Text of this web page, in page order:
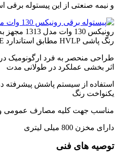
my
wife
lustful
sister
sucks
my
dick
in
the
kitchen
و نیمه صنعتی از این پیستوله برقی
رنگ پاشی HVLP مطابق استاندارد CE اروپا میباشد
طراحی منحصر به فرد ارگونومیک
اثر بخشی عملکرد در طولانی مدت
استفاده از سیستم پاشش
یکنواخت رنگ
مناسب جهت کلیه مصارف عمومی
دارای مخزن 800 میلی لیتری
توصیه های فنی